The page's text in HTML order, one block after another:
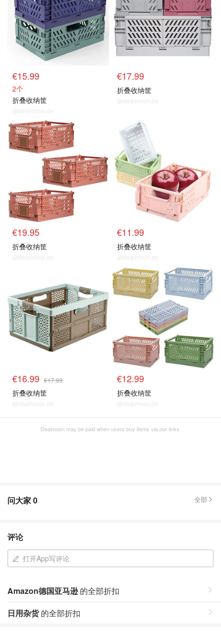
€15.99
2个
折叠收纳筐
@dealmoon.de
€17.99
折叠收纳筐
@dealmoon.de
€19.95
折叠收纳筐
@dealmoon.de
€11.99
折叠收纳筐
@dealmoon.de
€16.99 €17.99
折叠收纳筐
@dealmoon.de
€12.99
折叠收纳筐
@dealmoon.de
Dealmoon may be paid when users buy items via our links.
问大家0 全部
评论
打开App写评论
Amazon德国亚马逊的全部折扣
日用杂货的全部折扣